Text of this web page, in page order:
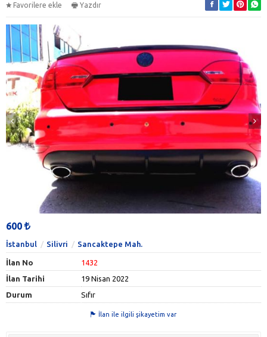
Favorilere ekle Yazdır
600
İstanbul Silivri Sancaktepe Mah.
İlan No
1432
İlan Tarihi
19 Nisan 2022
Durum
Sıfır
İlan ile ilgili şikayetim var